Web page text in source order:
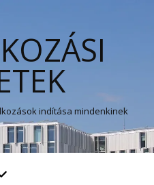
indítása mindenkinek